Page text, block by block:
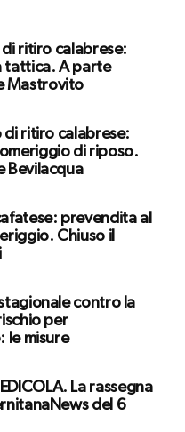
ritiro calabrese:
tattica. A parte
Mastrovito
ritiro calabrese:
di riposo.
Bevilacqua
prevendita al
Chiuso il
contro la
per
le misure
EDICOLA. La rassegna
del 6